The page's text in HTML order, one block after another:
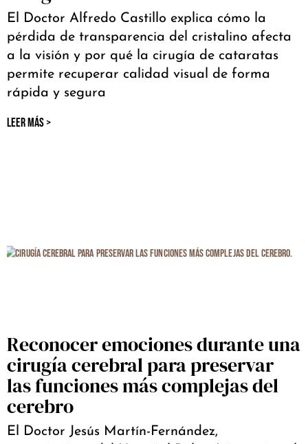
El Doctor Alfredo Castillo explica cómo la
pérdida de transparencia del cristalino afecta
a la visión y por qué la cirugía de cataratas
permite recuperar calidad visual de forma
rápida y segura
LEER MÁS >
Reconocer emociones durante una
cirugía cerebral para preservar
las funciones más complejas del
cerebro
El Doctor Jesús Martín-Fernández,